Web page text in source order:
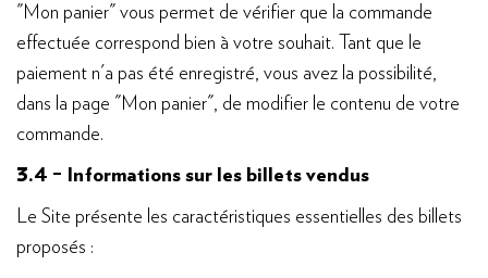
"Mon panier" vous permet de vérifier que la commande
effectuée correspond bien à votre souhait. Tant que le
paiement n'a pas été enregistré, vous avez la possibilité,
dans la page "Mon panier", de modifier le contenu de votre
commande.
3.4 – Informations sur les billets vendus
Le Site présente les caractéristiques essentielles des billets
proposés :